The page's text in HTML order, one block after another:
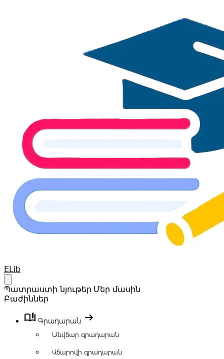
Your Company
ELib
Պատրաստի նյութեր Մեր մասին
Բաժիններ
book_ribbon Գրադարան arrow_right_alt
Անվճար գրադարան
Վճարովի գրադարան